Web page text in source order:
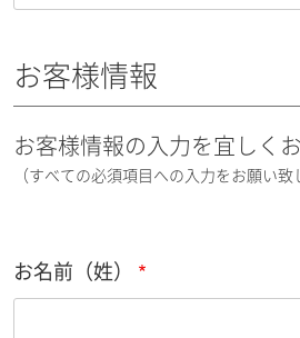
お客様情報
お客様情報の入力を宜しく
（すべての必須項目への入力をお願い致
お名前（姓）